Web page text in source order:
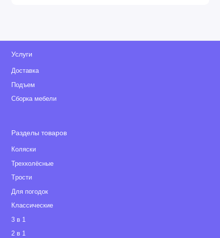
Услуги
Доставка
Подъем
Сборка мебели
Разделы товаров
Коляски
Трехколёсные
Tрости
Для погодок
Классические
3 в 1
2 в 1